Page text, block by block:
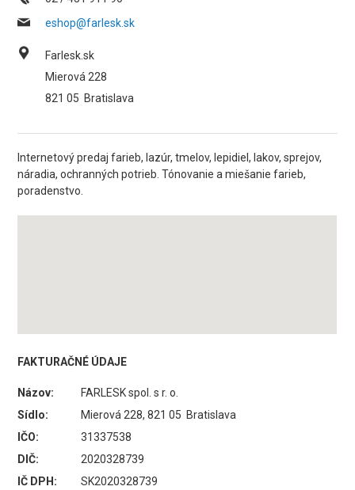
eshop@farlesk.sk
Farlesk.sk
Mierová 228
821 05 Bratislava
Internetový predaj farieb, lazúr, tmelov, lepidiel, lakov, sprejov,
náradia, ochranných potrieb. Tónovanie a miešanie farieb,
poradenstvo.
FAKTURAČNÉ ÚDAJE
Názov:
FARLESK spol. s r. o.
Sídlo:
Mierová 228, 821 05 Bratislava
IČO:
31337538
DIČ:
2020328739
IČ DPH:
SK2020328739